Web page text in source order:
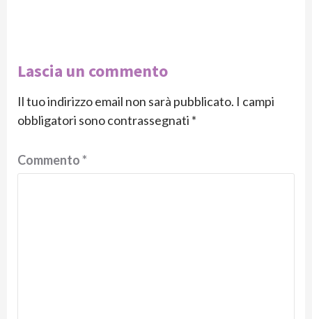
Lascia un commento
Il tuo indirizzo email non sarà pubblicato. I campi
obbligatori sono contrassegnati *
Commento*